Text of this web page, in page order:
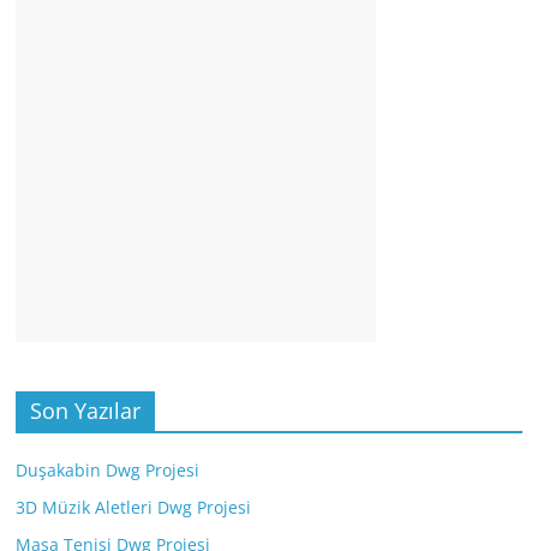
Son Yazılar
Duşakabin Dwg Projesi
3D Müzik Aletleri Dwg Projesi
Masa Tenisi Dwg Projesi